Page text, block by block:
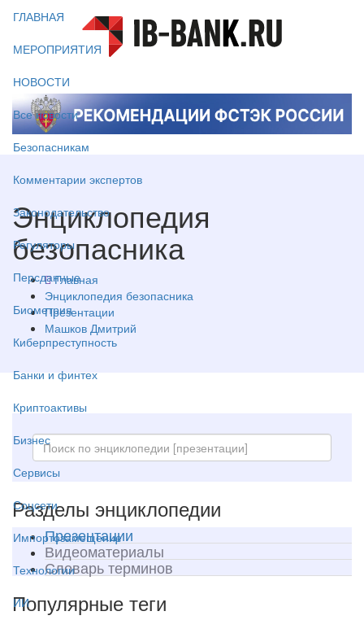
ГЛАВНАЯ
МЕРОПРИЯТИЯ
НОВОСТИ
Все новости
Безопасникам
Комментарии экспертов
Законодательство
Регуляторы
Персданные
Биометрия
Киберпреступность
Банки и финтех
Криптоактивы
Бизнес
Сервисы
Соцсети
Импортозамещение
Технологии
ИИ
Энциклопедия
безопасника
Главная
Энциклопедия безопасника
Презентации
Машков Дмитрий
Разделы энциклопедии
Презентации
Видеоматериалы
Словарь терминов
Популярные теги